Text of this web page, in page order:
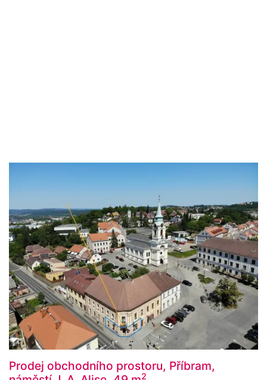
Prodej obchodního prostoru, Příbram,
2